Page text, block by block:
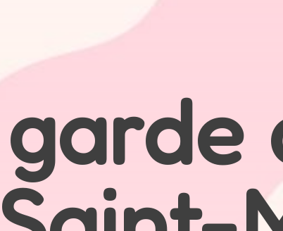
garde